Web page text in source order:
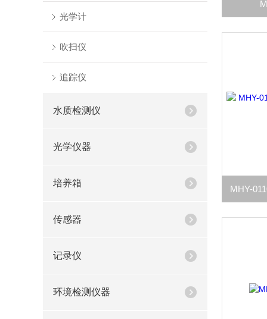
光学计
吹扫仪
追踪仪
水质检测仪
光学仪器
培养箱
传感器
记录仪
环境检测仪器